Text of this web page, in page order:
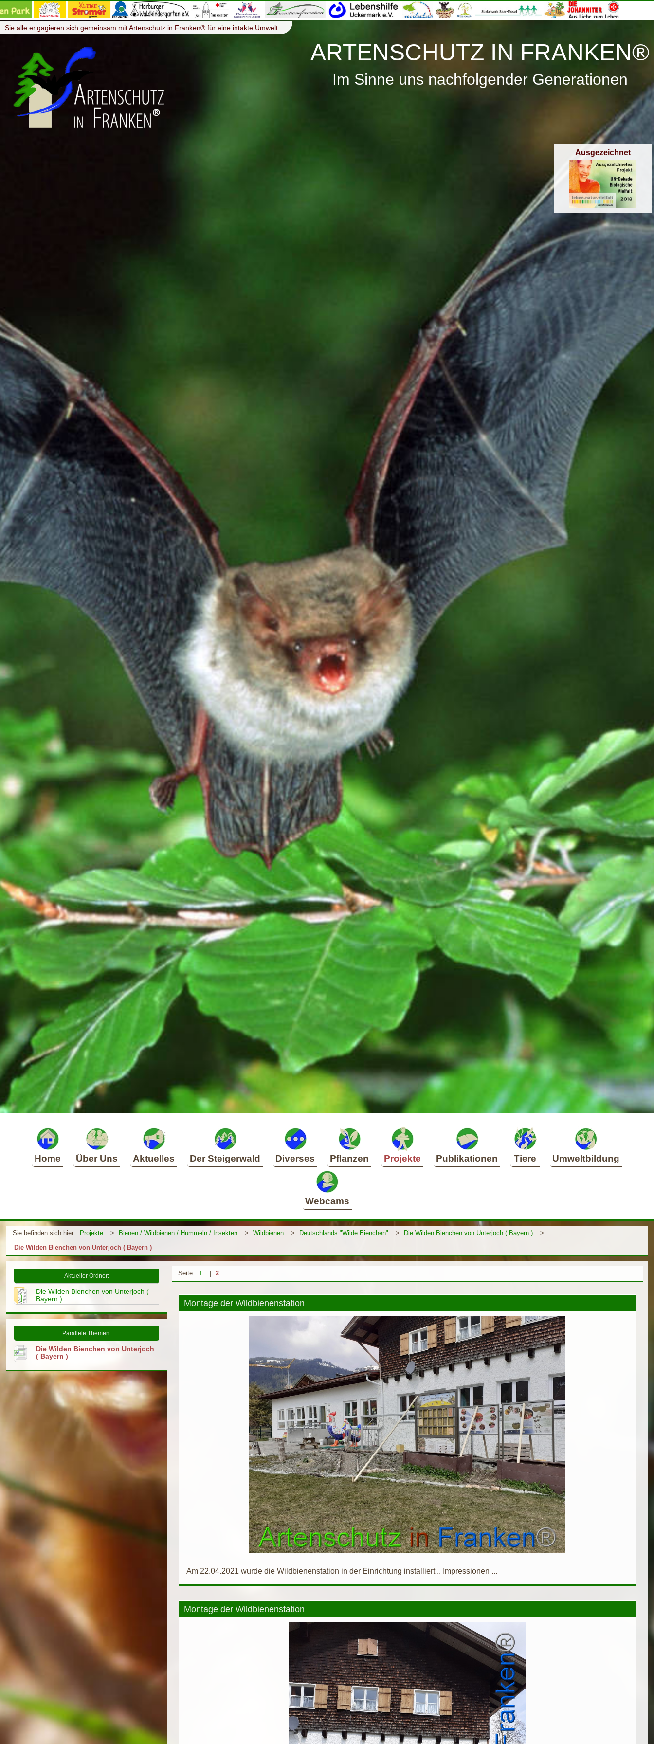
Menü
Sie alle engagieren sich gemeinsam mit Artenschutz in Franken® für eine intakte Umwelt
ARTENSCHUTZ IN FRANKEN®
Im Sinne uns nachfolgender Generationen
Ausgezeichnet
Home Über Uns Aktuelles Der Steigerwald Diverses Pflanzen Projekte Publikationen Tiere Umweltbildung
Webcams
Sie befinden sich hier: Projekte > Bienen / Wildbienen / Hummeln / Insekten > Wildbienen > Deutschlands "Wilde Bienchen" > Die Wilden Bienchen von Unterjoch ( Bayern )
>
Die Wilden Bienchen von Unterjoch ( Bayern )
Seite: 1 2
Montage der Wildbienenstation
Am 22.04.2021 wurde die Wildbienenstation in der Einrichtung installiert .. Impressionen ...
Montage der Wildbienenstation
Aktueller Ordner:
Die Wilden Bienchen von Unterjoch (
Bayern )
Parallele Themen:
Die Wilden Bienchen von Unterjoch
( Bayern )